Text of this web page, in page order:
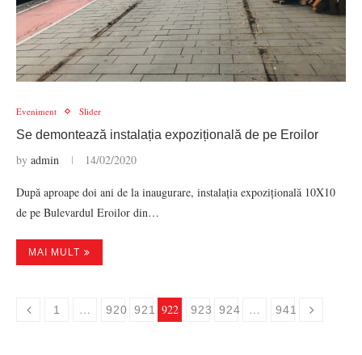
Eveniment Slider
Se demontează instalația expozițională de pe Eroilor
by admin 14/02/2020
După aproape doi ani de la inaugurare, instalația expozițională 10X10
de pe Bulevardul Eroilor din…
MAI MULT
1 … 920 921 922 923 924 … 941